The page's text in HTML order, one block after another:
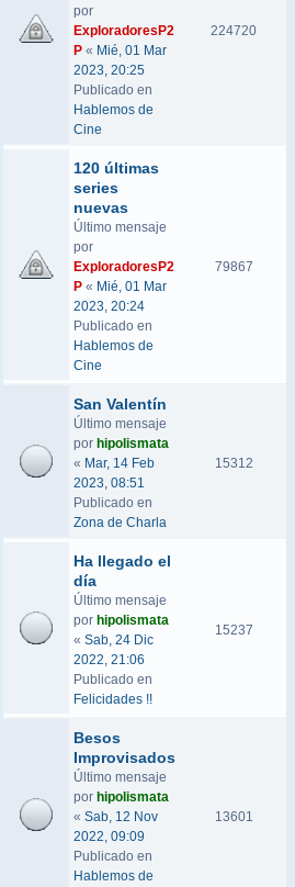
por
ExploradoresP2
P « Mié, 01 Mar
2023, 20:25
Publicado en
Hablemos de
Cine
224720
120 últimas
series
nuevas
Último mensaje
por
ExploradoresP2
P « Mié, 01 Mar
2023, 20:24
Publicado en
Hablemos de
Cine
79867
San Valentín
Último mensaje
por hipolismata
« Mar, 14 Feb
2023, 08:51
Publicado en
Zona de Charla
15312
Ha llegado el
día
Último mensaje
por hipolismata
« Sab, 24 Dic
2022, 21:06
Publicado en
Felicidades !!
15237
Besos
Improvisados
Último mensaje
por hipolismata
« Sab, 12 Nov
2022, 09:09
Publicado en
Hablemos de
13601